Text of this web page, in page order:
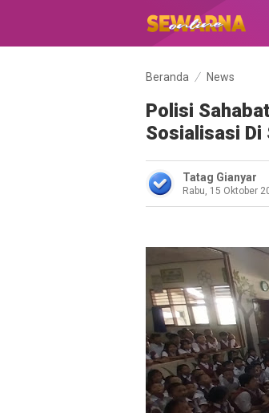
Beranda News
Polisi
Sosialisasi Di
Tatag Gianyar
Rabu, 15 Oktober